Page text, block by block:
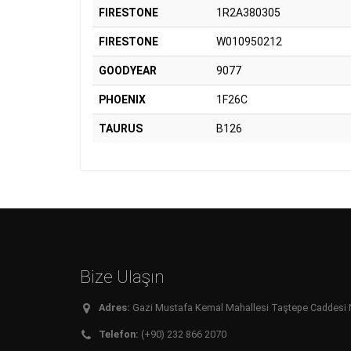
FIRESTONE 1R2A380305
FIRESTONE W010950212
GOODYEAR 9077
PHOENIX 1F26C
TAURUS B126
Bize Ulaşın
Adres: Gazi Mustafa Kemal Mahallesi Taştepe Caddesi
Telefon: (+90) 232 866 2070